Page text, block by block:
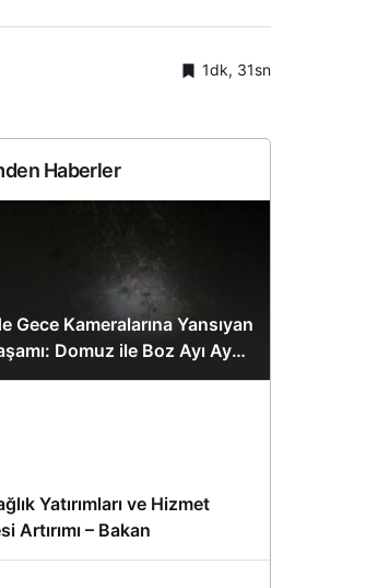
1dk, 31sn
Haberler
Gece Kameralarına Yansıyan
Domuz ile Boz Ayı Aynı
Yatırımları ve Hizmet
Artırımı – Bakan
Ziyareti